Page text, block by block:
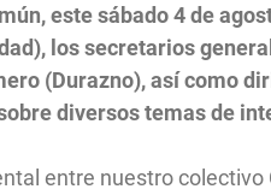
este sábado 4 de
los secretarios
(Durazno), así como
diversos temas de
entre nuestro colectivo